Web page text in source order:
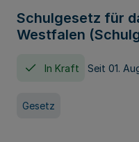
Schulgesetz für
Westfalen
In Kraft Seit 01.
Gesetz